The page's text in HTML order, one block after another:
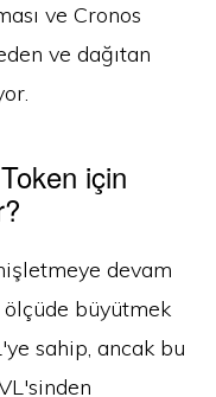
ve Cronos
ve dağıtan
için
devam
büyütmek
sahip, ancak bu